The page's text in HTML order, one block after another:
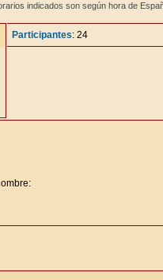
indicados son según hora de
Participantes: 24